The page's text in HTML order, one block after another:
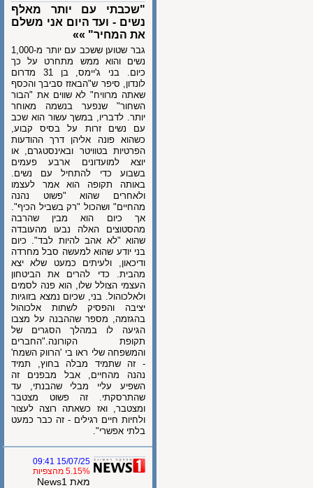
"שכבתי עם יותר מאלף
נשים - ועד היום אני משלם
את המחיר" »»
גבר שטוען ששכב עם יותר מ-1,000
נשים והוא ממש מתחרט על כך
כיום. בני ג'יימס, בן 31 מדרום
לונדון, סיפר ש"הבאזז סביבך והכסף
שאתה מרוויח" לא שווים את "הבור
השחור" שנפער בנשמה מאוחר
יותר. לדבריו, במשך עשור הוא שכב
עם נשים זרות על בסיס קבוע,
כשהוא פונה אליהן דרך ההודעות
הפרטיות בטוויטר ובאינסטגרם, או
יוצא למועדונים ארבע פעמים
בשבוע כדי להתחיל עם נשים.
באותה תקופה הוא אמר לעצמו
ולאחרים שהוא "פשוט נהנה
מהחיים" ושהכול "רק בשביל הכיף".
אך כיום הוא מבין שהרבה
מהסטוצים האלה נבעו מהעובדה
שהוא "לא אהב להיות לבד". כיום
בני יודע שהוא למעשה סבל מחרדה
ודיכאון, ולעיתים כמעט שלא יצא
מהבית. כדי להרים את הביטחון
העצמי הצולל שלו, הוא פנה לסמים
ולאלכוהול. בני, שכיום נמצא בזוגיות
יציבה והפסיק לשתות אלכוהול
בהגזמה, מספר שההבנה על מצבו
הגיעה לו במהלך הסגרים של
תקופת הקורונה."החברים
והמשפחה שלי ראו בי 'הרווק השמח'
- זה שתמיד מבלה בחוץ, תמיד
נהנה מהחיים, אבל מבפנים זה
השפיע עליי מבלי שהבנתי, עד
שהתרסקתי. זה פשוט מצטבר
ומצטבר, ואז כשאתה רוצה לעצור
ולחיות חיים רגילים - זה כבר כמעט
בלתי אפשרי".
15/07/25 09:41
5.15% מהצפיות
מאת News1